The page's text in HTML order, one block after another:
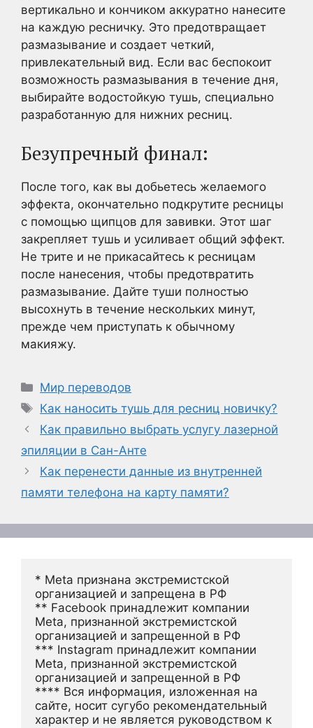
вертикально и кончиком аккуратно нанесите
на каждую ресничку. Это предотвращает
размазывание и создает четкий,
привлекательный вид. Если вас беспокоит
возможность размазывания в течение дня,
выбирайте водостойкую тушь, специально
разработанную для нижних ресниц.
Безупречный финал:
После того, как вы добьетесь желаемого
эффекта, окончательно подкрутите ресницы
с помощью щипцов для завивки. Этот шаг
закрепляет тушь и усиливает общий эффект.
Не трите и не прикасайтесь к ресницам
после нанесения, чтобы предотвратить
размазывание. Дайте туши полностью
высохнуть в течение нескольких минут,
прежде чем приступать к обычному
макияжу.
Рубрики
Мир переводов
Метки
Как наносить тушь для ресниц новичку?
Как правильно выбрать услугу лазерной
эпиляции в Сан-Анте
Как перенести данные из внутренней
памяти телефона на карту памяти?
* Meta признана экстремистской
организацией и запрещена в РФ
** Facebook принадлежит компании
Meta, признанной экстремистской
организацией и запрещенной в РФ
*** Instagram принадлежит компании
Meta, признанной экстремистской
организацией и запрещенной в РФ
**** Вся информация, изложенная на
сайте, носит сугубо рекомендательный
характер и не является руководством к